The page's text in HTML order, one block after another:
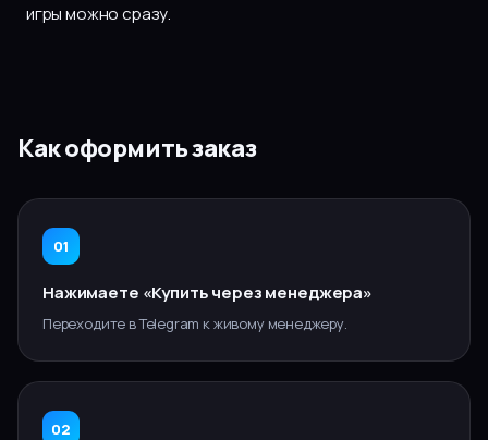
игры можно сразу.
Как оформить заказ
01
Нажимаете «Купить через менеджера»
Переходите в Telegram к живому менеджеру.
02